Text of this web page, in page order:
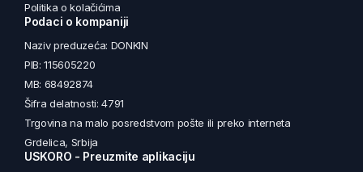
Politika o kolačićima
Podaci o kompaniji
Naziv preduzeća: DONKIN
PIB: 115605220
MB: 68492874
Šifra delatnosti: 4791
Trgovina na malo posredstvom pošte ili preko interneta
Grdelica, Srbija
USKORO - Preuzmite aplikaciju